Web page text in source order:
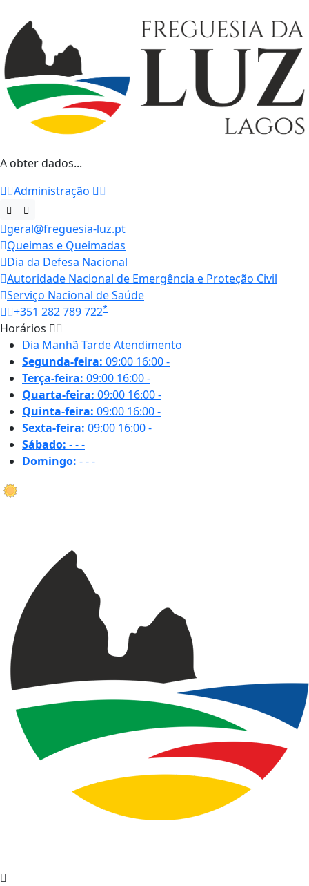
A obter dados...
Administração
geral@freguesia-luz.pt
Queimas e Queimadas
Dia da Defesa Nacional
Autoridade Nacional de Emergência e Proteção Civil
Serviço Nacional de Saúde
+351 282 789 722*
Horários
Dia Manhã TardeAtendimento
Segunda-feira: 09:00 16:00-
Terça-feira: 09:00 16:00-
Quarta-feira: 09:00 16:00-
Quinta-feira: 09:00 16:00-
Sexta-feira: 09:00 16:00-
Sábado: ---
Domingo: ---